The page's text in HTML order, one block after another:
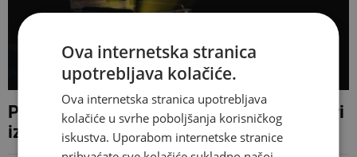
PROVJERITE IMATE LI IH U KUĆI Ove stvari
iz 90-ih danas vrijede bogatstvo
Ova internetska stranica
upotrebljava kolačiće.
Ova internetska stranica upotrebljava
kolačiće u svrhe poboljšanja korisničkog
iskustva. Uporabom internetske stranice